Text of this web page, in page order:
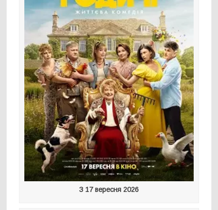
З 17 вересня 2026